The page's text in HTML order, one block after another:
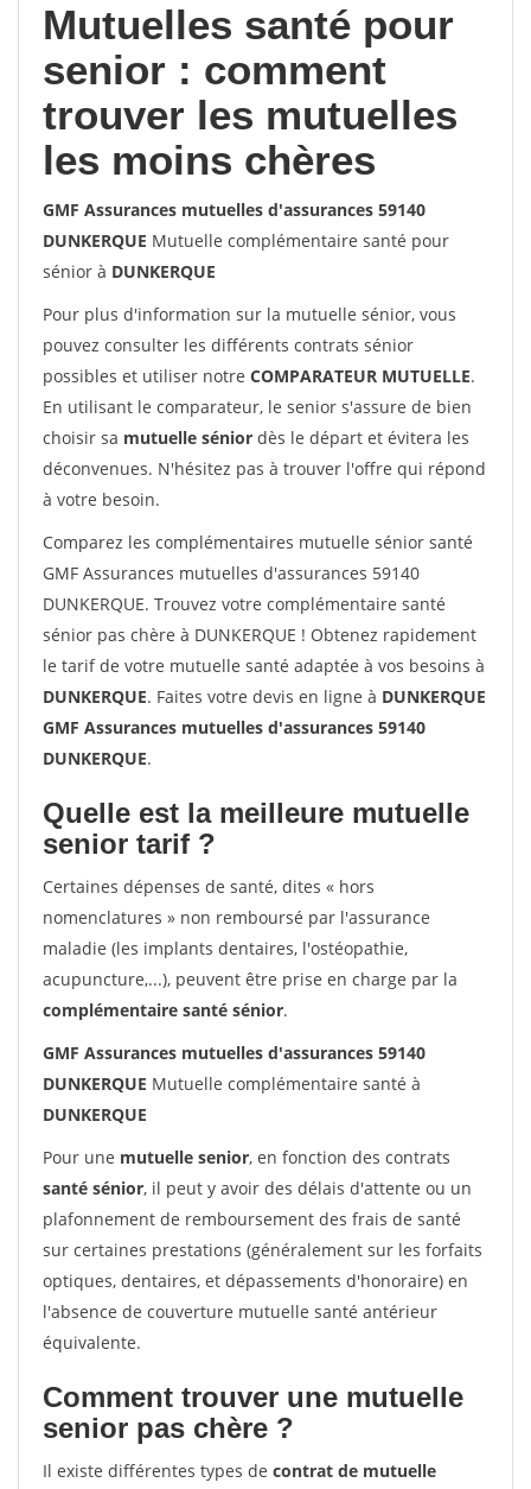
Mutuelles santé pour
senior : comment
trouver les mutuelles
les moins chères
GMF Assurances mutuelles d'assurances 59140
DUNKERQUE Mutuelle complémentaire santé pour
sénior à DUNKERQUE
Pour plus d'information sur la mutuelle sénior, vous
pouvez consulter les différents contrats sénior
possibles et utiliser notre COMPARATEUR MUTUELLE.
En utilisant le comparateur, le senior s'assure de bien
choisir sa mutuelle sénior dès le départ et évitera les
déconvenues. N'hésitez pas à trouver l'offre qui répond
à votre besoin.
Comparez les complémentaires mutuelle sénior santé
GMF Assurances mutuelles d'assurances 59140
DUNKERQUE. Trouvez votre complémentaire santé
sénior pas chère à DUNKERQUE ! Obtenez rapidement
le tarif de votre mutuelle santé adaptée à vos besoins à
DUNKERQUE. Faites votre devis en ligne à DUNKERQUE
GMF Assurances mutuelles d'assurances 59140
DUNKERQUE.
Quelle est la meilleure mutuelle
senior tarif ?
Certaines dépenses de santé, dites « hors
nomenclatures » non remboursé par l'assurance
maladie (les implants dentaires, l'ostéopathie,
acupuncture,...), peuvent être prise en charge par la
complémentaire santé sénior.
GMF Assurances mutuelles d'assurances 59140
DUNKERQUE Mutuelle complémentaire santé à
DUNKERQUE
Pour une mutuelle senior, en fonction des contrats
santé sénior, il peut y avoir des délais d'attente ou un
plafonnement de remboursement des frais de santé
sur certaines prestations (généralement sur les forfaits
optiques, dentaires, et dépassements d'honoraire) en
l'absence de couverture mutuelle santé antérieur
équivalente.
Comment trouver une mutuelle
senior pas chère ?
Il existe différentes types de contrat de mutuelle